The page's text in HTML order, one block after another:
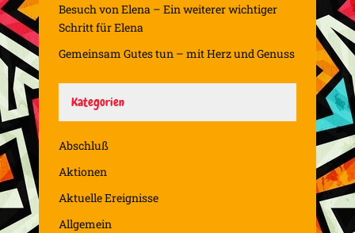
Besuch von Elena – Ein weiterer wichtiger
Schritt für Elena
Gemeinsam Gutes tun – mit Herz und Genuss
Kategorien
Abschluß
Aktionen
Aktuelle Ereignisse
Allgemein